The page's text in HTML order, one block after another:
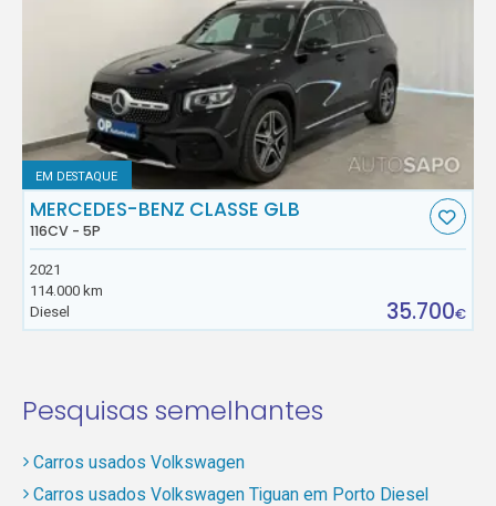
EM DESTAQUE
MERCEDES-BENZ CLASSE GLB
116CV - 5P
2021
114.000 km
Diesel
35.700€
Pesquisas semelhantes
Carros usados Volkswagen
Carros usados Volkswagen Tiguan em Porto Diesel